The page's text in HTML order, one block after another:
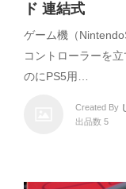
ド 連結式
ゲーム機（
コントローラーを
のにPS5用…
Created By
出品数 5